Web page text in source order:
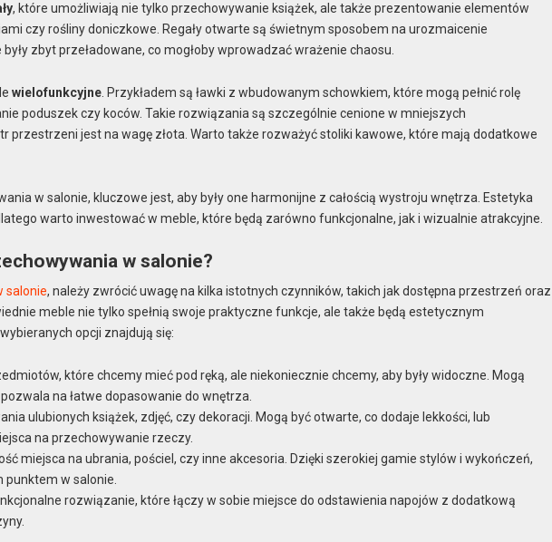
, które umożliwiają nie tylko przechowywanie książek, ale także prezentowanie elementów
czy rośliny doniczkowe. Regały otwarte są świetnym sposobem na urozmaicenie
zbyt przeładowane, co mogłoby wprowadzać wrażenie chaosu.
wielofunkcyjne . Przykładem są ławki z wbudowanym schowkiem, które mogą pełnić rolę
poduszek czy koców. Takie rozwiązania są szczególnie cenione w mniejszych
przestrzeni jest na wagę złota. Warto także rozważyć stoliki kawowe, które mają dodatkowe
w salonie, kluczowe jest, aby były one harmonijne z całością wystroju wnętrza. Estetyka
warto inwestować w meble, które będą zarówno funkcjonalne, jak i wizualnie atrakcyjne.
w salonie?
salonie, należy zwrócić uwagę na kilka istotnych czynników, takich jak dostępna przestrzeń oraz
meble nie tylko spełnią swoje praktyczne funkcje, ale także będą estetycznym
opcji znajdują się:
które chcemy mieć pod ręką, ale niekoniecznie chcemy, aby były widoczne. Mogą
na łatwe dopasowanie do wnętrza.
ulubionych książek, zdjęć, czy dekoracji. Mogą być otwarte, co dodaje lekkości, lub
na przechowywanie rzeczy.
miejsca na ubrania, pościel, czy inne akcesoria. Dzięki szerokiej gamie stylów i wykończeń,
punktem w salonie.
rozwiązanie, które łączy w sobie miejsce do odstawienia napojów z dodatkową